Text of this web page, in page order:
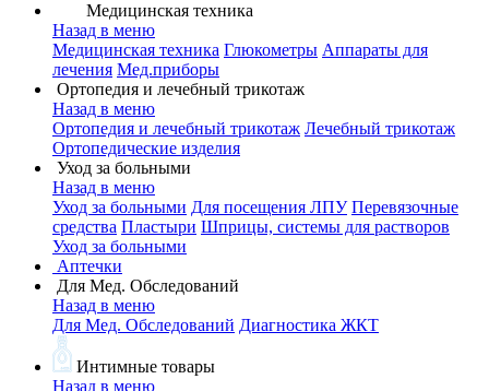
Медицинская техника
Назад в меню
Медицинская техника Глюкометры Аппараты для
лечения Мед.приборы
Ортопедия и лечебный трикотаж
Назад в меню
Ортопедия и лечебный трикотаж Лечебный трикотаж
Ортопедические изделия
Уход за больными
Назад в меню
Уход за больными Для посещения ЛПУ Перевязочные
средства Пластыри Шприцы, системы для растворов
Уход за больными
Аптечки
Для Мед. Обследований
Назад в меню
Для Мед. Обследований Диагностика ЖКТ
Интимные товары
Назад в меню